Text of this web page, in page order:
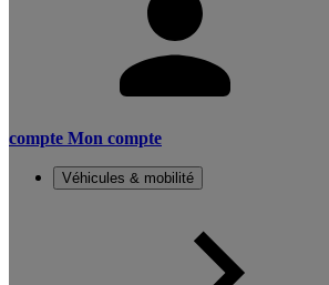
compte Mon compte
Véhicules & mobilité